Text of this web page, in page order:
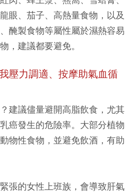
眼、茄子、高熱量食物，以及
醃製食物等屬性屬於濕熱容易
，建議都要避免。
壓力調適、按摩助氣血循
建議儘量避開高脂飲食，尤其
癌發生的危險率。大部分植物
物性食物，並避免飲酒，有助
張的女性上班族，會導致肝氣